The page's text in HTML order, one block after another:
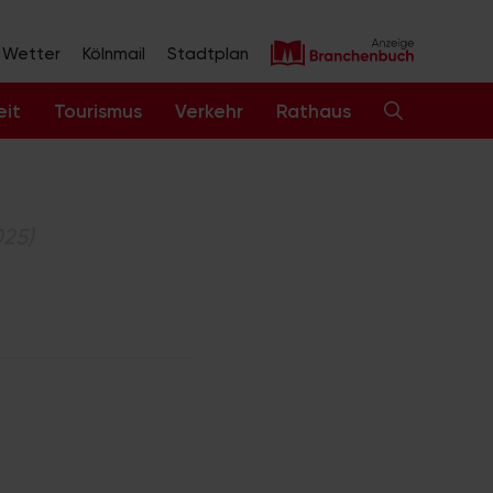
Wetter Kölnmail Stadtplan
Tourismus Verkehr Rathaus